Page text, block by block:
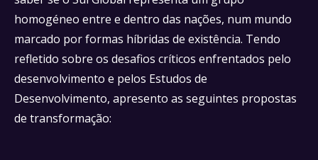
homogéneo entre e dentro das nações, num mundo
marcado por formas híbridas de existência. Tendo
refletido sobre os desafios críticos enfrentados pelo
desenvolvimento e pelos Estudos de
Desenvolvimento, apresento as seguintes propostas
de transformação: